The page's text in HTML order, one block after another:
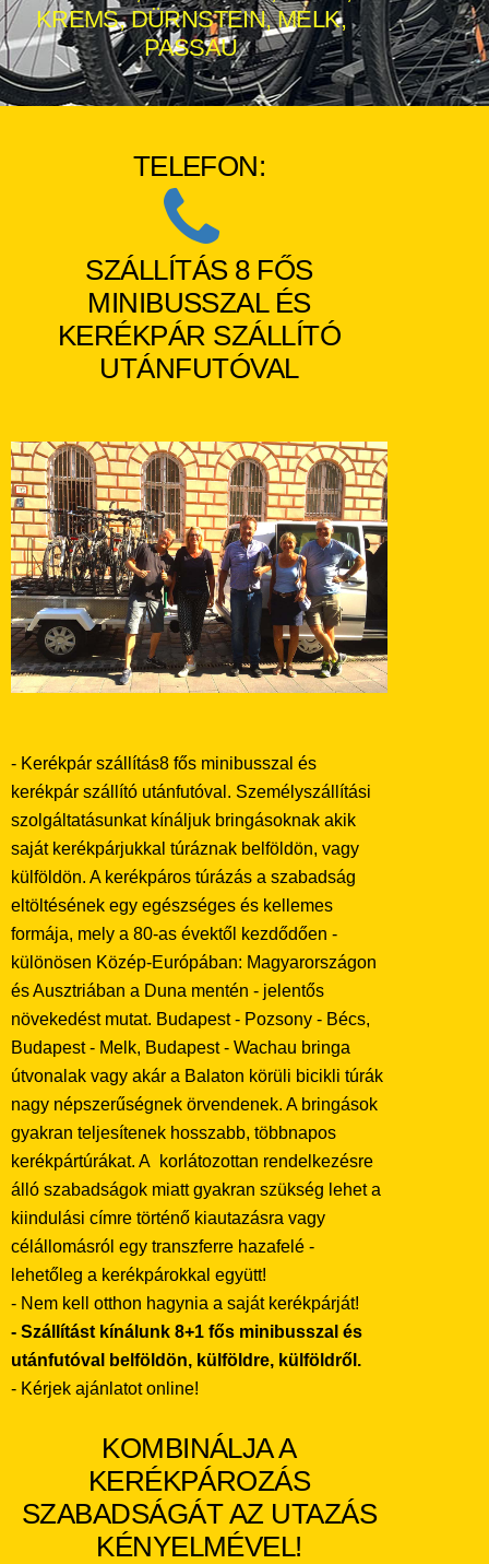
KREMS, DÜRNSTEIN, MELK,
PASSAU
TELEFON:
SZÁLLÍTÁS 8 FŐS
MINIBUSSZAL ÉS
KERÉKPÁR SZÁLLÍTÓ
UTÁNFUTÓVAL
- Kerékpár szállítás8 fős minibusszal és
kerékpár szállító utánfutóval. Személyszállítási
szolgáltatásunkat kínáljuk bringásoknak akik
saját kerékpárjukkal túráznak belföldön, vagy
külföldön. A kerékpáros túrázás a szabadság
eltöltésének egy egészséges és kellemes
formája, mely a 80-as évektől kezdődően -
különösen Közép-Európában: Magyarországon
és Ausztriában a Duna mentén - jelentős
növekedést mutat. Budapest - Pozsony - Bécs,
Budapest - Melk, Budapest - Wachau bringa
útvonalak vagy akár a Balaton körüli bicikli túrák
nagy népszerűségnek örvendenek. A bringások
gyakran teljesítenek hosszabb, többnapos
kerékpártúrákat. A korlátozottan rendelkezésre
álló szabadságok miatt gyakran szükség lehet a
kiindulási címre történő kiautazásra vagy
célállomásról egy transzferre hazafelé -
lehetőleg a kerékpárokkal együtt!
- Nem kell otthon hagynia a saját kerékpárját!
- Szállítást kínálunk 8+1 fős minibusszal és
utánfutóval belföldön, külföldre, külföldről.
- Kérjek ajánlatot online!
KOMBINÁLJA A
KERÉKPÁROZÁS
SZABADSÁGÁT AZ UTAZÁS
KÉNYELMÉVEL!